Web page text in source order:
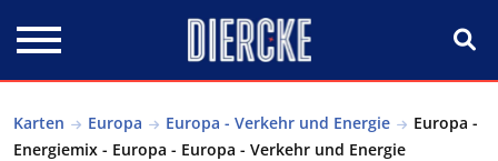
Karten Europa Europa - Verkehr und Energie
Europa -
Energiemix - Europa - Europa - Verkehr und Energie